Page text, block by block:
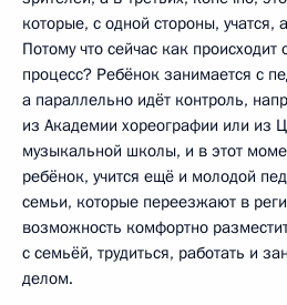
которые, с одной стороны, учатся,
Потому что сейчас как
процесс? Ребёнок занимается с
а параллельно идёт контроль,
из Академии хореографии или из
музыкальной школы, и в этот
ребёнок, учится ещё и молодой
семьи, которые переезжают в
возможность комфортно
с семьёй, трудиться, работать и
делом.